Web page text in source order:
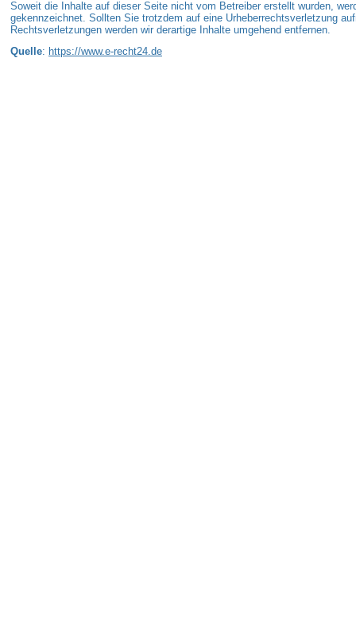
Soweit die Inhalte auf dieser Seite nicht vom Betreiber erstellt wurden,
gekennzeichnet. Sollten Sie trotzdem auf eine Urheberrechtsverletzung
Rechtsverletzungen werden wir derartige Inhalte umgehend entfernen.
Quelle: https://www.e-recht24.de